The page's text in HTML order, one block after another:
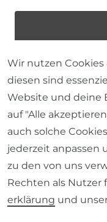
Wir nutzen Cookies
diesen sind
Website und deine
auf "Alle
auch solche
jederzeit anpassen
zu den von uns
Rechten als Nutzer
erklärung und